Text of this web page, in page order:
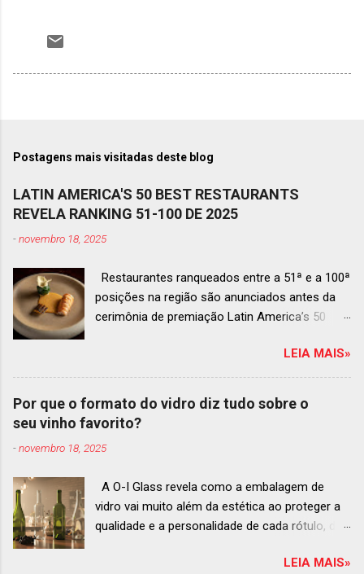
Postagens mais visitadas deste blog
LATIN AMERICA'S 50 BEST RESTAURANTS
REVELA RANKING 51-100 DE 2025
-novembro 18, 2025
Restaurantes ranqueados entre a 51ª e a 100ª
posições na região são anunciados antes da
cerimônia de premiação Latin America’s 50
de dezembro em Antígua, Guatemala
Prato do Origem, o brasileiro mais
bem ranqueado na lista estendida O Latin
America’s 50 Best Restaurants anunciou hoje a
ranqueados nas posições No.51 a No.100,em
diversificado da gastronomia de toda a região.
A lista expandida demonstra o empenho da
organização em reconhecer um espectro mais
palco para a grande revelação da premiação do
LEIA MAIS»
Por que o formato do vidro diz tudo sobre o
seu vinho favorito?
-novembro 18, 2025
A O-I Glass revela como a embalagem de
vidro vai muito além da estética ao proteger a
qualidade e a personalidade de cada rótulo, do
O mercado brasileiro de vinhos permanece
LEIA MAIS»